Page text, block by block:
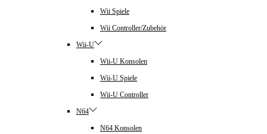
Wii Spiele
Wii Controller/Zubehör
Wii-U
Wii-U Konsolen
Wii-U Spiele
Wii-U Controller
N64
N64 Konsolen